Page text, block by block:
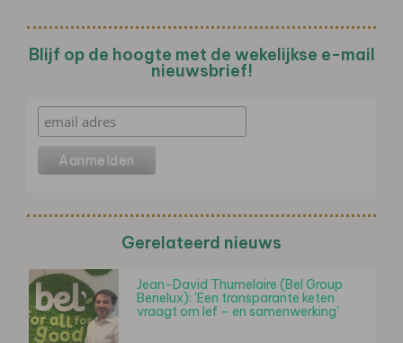
Blijf op de hoogte met de wekelijkse e-mail
nieuwsbrief!
Gerelateerd nieuws
Jean-David Thumelaire (Bel Group
Benelux): 'Een transparante keten
vraagt om lef – en samenwerking'